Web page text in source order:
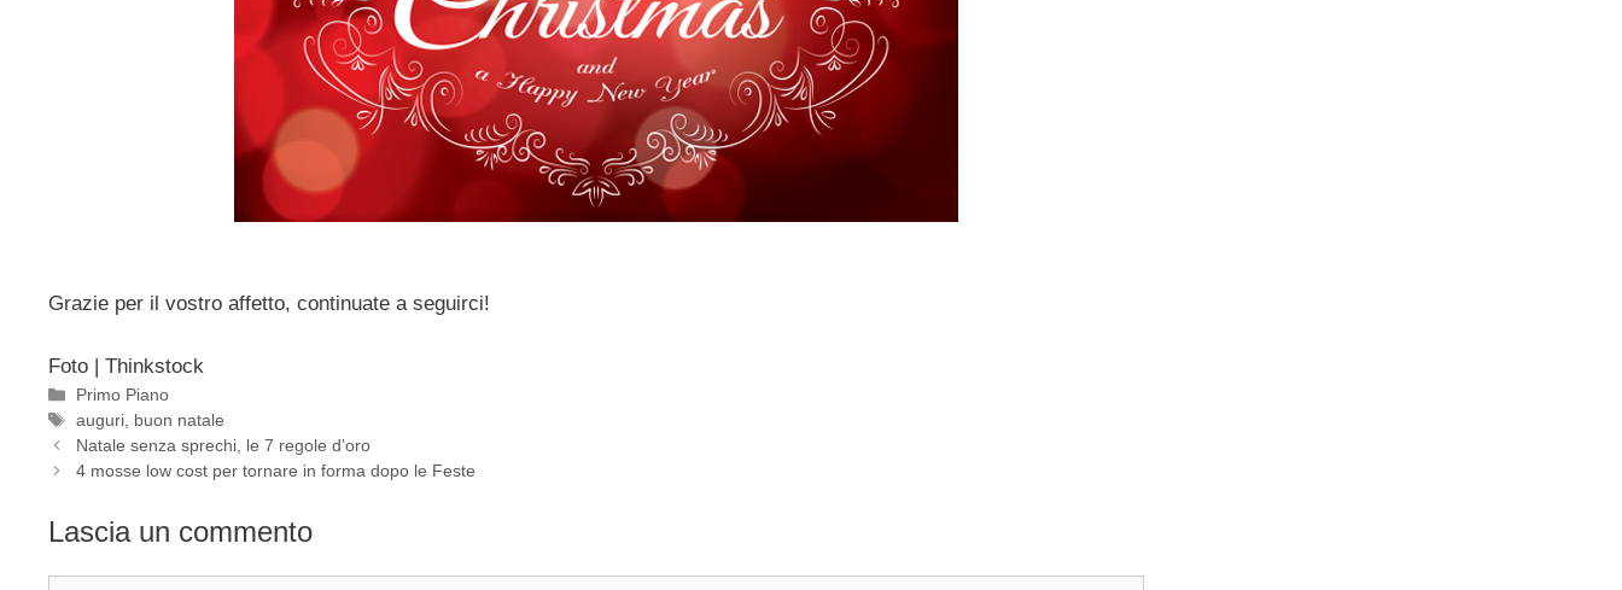
Grazie per il vostro affetto, continuate a seguirci!
Foto | Thinkstock
Categorie
Primo Piano
Tag
auguri, buon natale
Natale senza sprechi, le 7 regole d’oro
4 mosse low cost per tornare in forma dopo le Feste
Lascia un commento